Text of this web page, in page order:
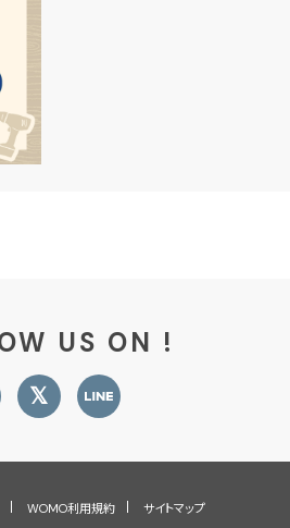
US ON !
WOMO利用規約 サイトマップ